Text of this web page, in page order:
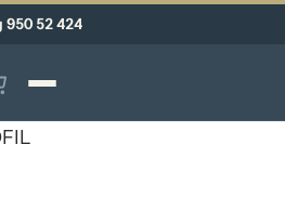
950 52 424